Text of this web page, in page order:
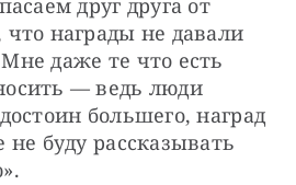
друг друга от
награды не давали
даже те что есть
— ведь люди
большего, наград
буду рассказывать